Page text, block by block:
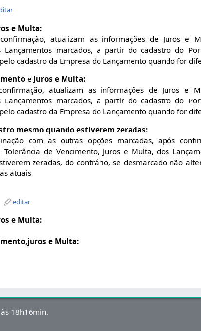
e Multa:
atualizam as informações de Juros e
Lançamentos marcados, a partir do cadastro do
cadastro da Empresa do Lançamento quando for
e Juros e Multa:
atualizam as informações de Juros e
Lançamentos marcados, a partir do cadastro do
cadastro da Empresa do Lançamento quando for
mesmo quando estiverem zeradas:
com as outras opções marcadas, após
de Vencimento, Juros e Multa, dos
zeradas, do contrário, se desmarcado não
atuais
editar
e Multa:
e Multa:
18h16min.